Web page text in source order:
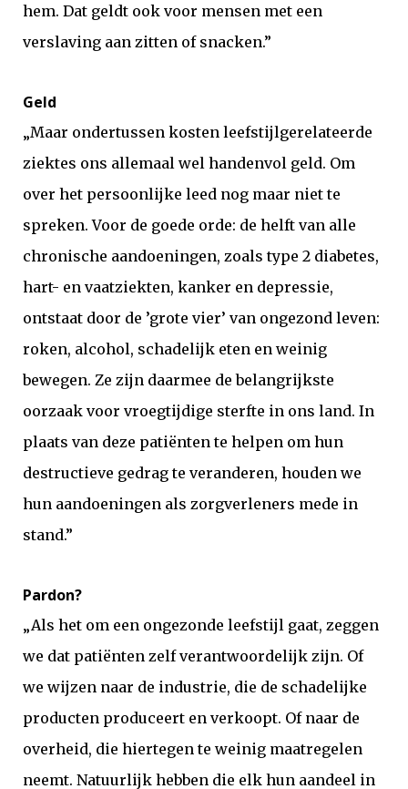
hem. Dat geldt ook voor mensen met een
verslaving aan zitten of snacken.”
Geld
„Maar ondertussen kosten leefstijlgerelateerde
ziektes ons allemaal wel handenvol geld. Om
over het persoonlijke leed nog maar niet te
spreken. Voor de goede orde: de helft van alle
chronische aandoeningen, zoals type 2 diabetes,
hart- en vaatziekten, kanker en depressie,
ontstaat door de ’grote vier’ van ongezond leven:
roken, alcohol, schadelijk eten en weinig
bewegen. Ze zijn daarmee de belangrijkste
oorzaak voor vroegtijdige sterfte in ons land. In
plaats van deze patiënten te helpen om hun
destructieve gedrag te veranderen, houden we
hun aandoeningen als zorgverleners mede in
stand.”
Pardon?
„Als het om een ongezonde leefstijl gaat, zeggen
we dat patiënten zelf verantwoordelijk zijn. Of
we wijzen naar de industrie, die de schadelijke
producten produceert en verkoopt. Of naar de
overheid, die hiertegen te weinig maatregelen
neemt. Natuurlijk hebben die elk hun aandeel in